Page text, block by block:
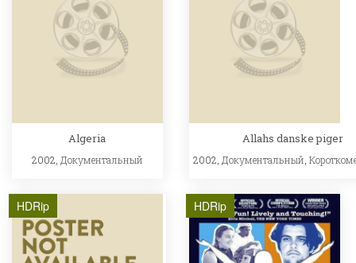
Algeria
2002, Документальный
Allahs danske piger
2002, Документальный ,
HDRip HDRip